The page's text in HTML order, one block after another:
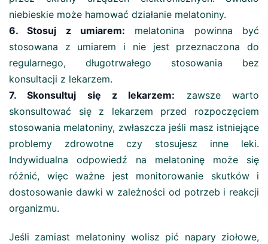
niebieskie może hamować działanie melatoniny.
6. Stosuj z umiarem: melatonina powinna być
stosowana z umiarem i nie jest przeznaczona do
regularnego, długotrwałego stosowania bez
konsultacji z lekarzem.
7. Skonsultuj się z lekarzem: zawsze warto
skonsultować się z lekarzem przed rozpoczęciem
stosowania melatoniny, zwłaszcza jeśli masz istniejące
problemy zdrowotne czy stosujesz inne leki.
Indywidualna odpowiedź na melatoninę może się
różnić, więc ważne jest monitorowanie skutków i
dostosowanie dawki w zależności od potrzeb i reakcji
organizmu.
Jeśli zamiast melatoniny wolisz pić napary ziołowe,